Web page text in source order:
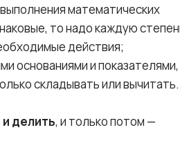
математических
то надо каждую
действия;
основаниями и показателями,
складывать или вычитать.
делить, и только потом —